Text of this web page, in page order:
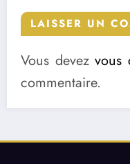
LAISSER UN
Vous devezvous
commentaire.